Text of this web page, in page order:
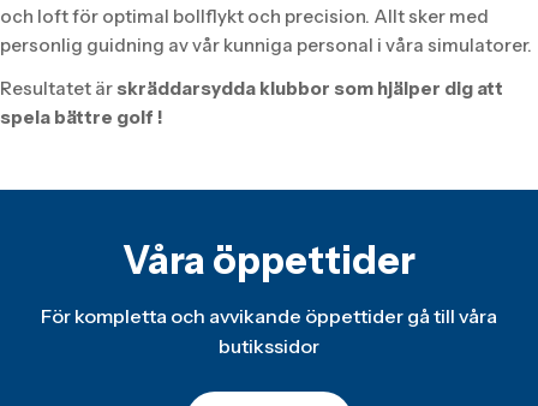
och loft för optimal bollflykt och precision. Allt sker med
personlig guidning av vår kunniga personal i våra simulatorer.
Resultatet ärskräddarsydda klubbor som hjälper dig att
spela bättre golf !
Våra öppettider
För kompletta och avvikande öppettider gå till våra
butikssidor